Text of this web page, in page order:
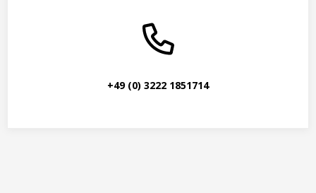
+49 (0) 3222 1851714